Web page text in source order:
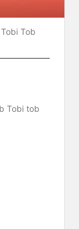
Tob
Tobi tob